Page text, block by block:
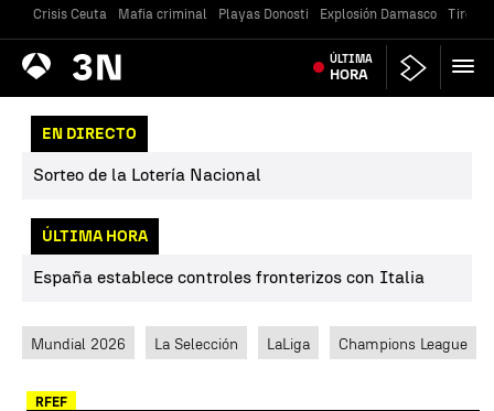
Crisis Ceuta Mafia criminal Playas Donosti Explosión Damasco Tiroteo
Antena
3 Noticias ÚLTIMA
HORA
EN DIRECTO
Sorteo de la Lotería Nacional
ÚLTIMA HORA
España establece controles fronterizos con Italia
Mundial 2026 La Selección LaLiga Champions League
RFEF